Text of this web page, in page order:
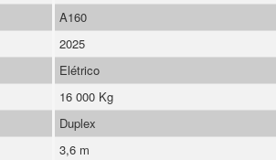
A160
2025
Elétrico
16 000 Kg
Duplex
3,6 m